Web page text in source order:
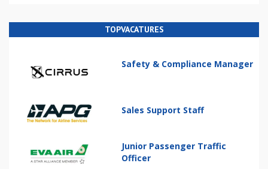
TOPVACATURES
Safety & Compliance Manager
Sales Support Staff
Junior Passenger Traffic
Officer